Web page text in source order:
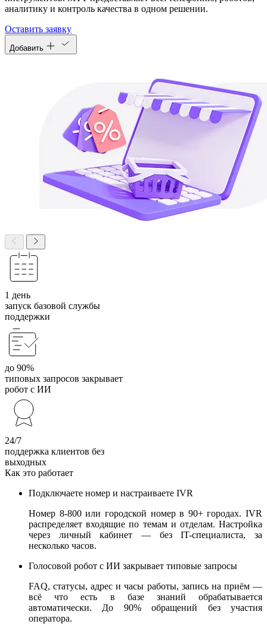
аналитику и контроль качества в одном решении.
Оставить заявку
Добавить
1 день
запуск базовой службы
поддержки
до 90%
типовых запросов закрывает
робот с ИИ
24/7
поддержка клиентов без
выходных
Как это работает
Подключаете номер и настраиваете IVR
Номер 8-800 или городской номер в 90+ городах. IVR
распределяет входящие по темам и отделам. Настройка
через личный кабинет — без IT-специалиста, за
несколько часов.
Голосовой робот с ИИ закрывает типовые запросы
FAQ, статусы, адрес и часы работы, запись на приём —
всё что есть в базе знаний обрабатывается
автоматически. До 90% обращений без участия
оператора.